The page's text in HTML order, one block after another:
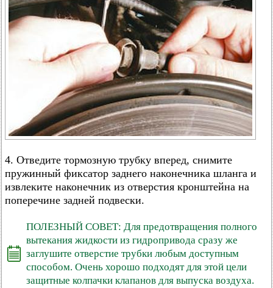
4. Отведите тормозную трубку вперед, снимите
пружинный фиксатор заднего наконечника шланга и
извлеките наконечник из отверстия кронштейна на
поперечине задней подвески.
ПОЛЕЗНЫЙ СОВЕТ: Для предотвращения полного
вытекания жидкости из гидропривода сразу же
заглушите отверстие трубки любым доступным
способом. Очень хорошо подходят для этой цели
защитные колпачки клапанов для выпуска воздуха.